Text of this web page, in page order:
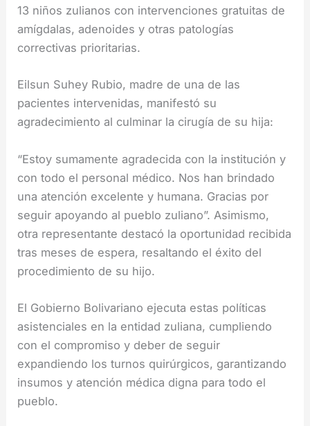
13 niños zulianos con intervenciones gratuitas de
amígdalas, adenoides y otras patologías
correctivas prioritarias.
Eilsun Suhey Rubio, madre de una de las
pacientes intervenidas, manifestó su
agradecimiento al culminar la cirugía de su hija:
“Estoy sumamente agradecida con la institución y
con todo el personal médico. Nos han brindado
una atención excelente y humana. Gracias por
seguir apoyando al pueblo zuliano”. Asimismo,
otra representante destacó la oportunidad recibida
tras meses de espera, resaltando el éxito del
procedimiento de su hijo.
El Gobierno Bolivariano ejecuta estas políticas
asistenciales en la entidad zuliana, cumpliendo
con el compromiso y deber de seguir
expandiendo los turnos quirúrgicos, garantizando
insumos y atención médica digna para todo el
pueblo.